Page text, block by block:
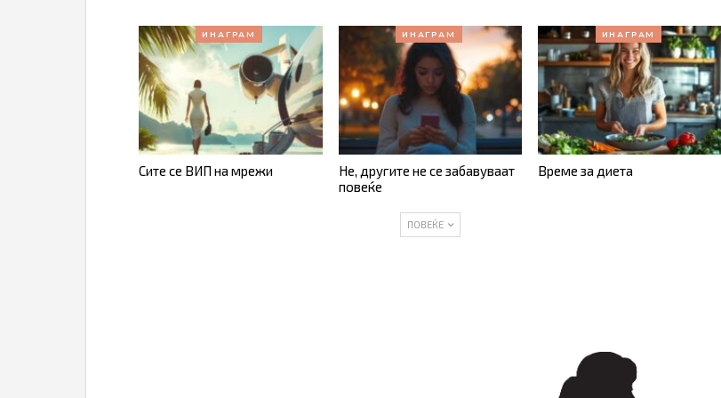
ИНАГРАМ
Сите се ВИП на мрежи
ИНАГРАМ
Не, другите не се забавуваат
повеќе
ИНАГРАМ
Време за диета
ПОВЕЌЕ